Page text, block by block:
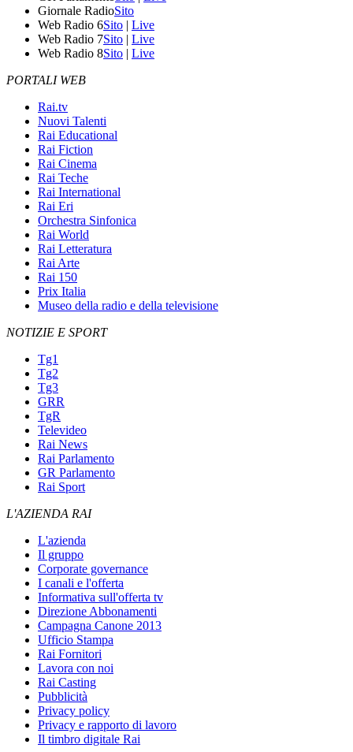
Giornale RadioSito
Web Radio 6Sito | Live
Web Radio 7Sito | Live
Web Radio 8Sito | Live
PORTALI WEB
Rai.tv
Nuovi Talenti
Rai Educational
Rai Fiction
Rai Cinema
Rai Teche
Rai International
Rai Eri
Orchestra Sinfonica
Rai World
Rai Letteratura
Rai Arte
Rai 150
Prix Italia
Museo della radio e della televisione
NOTIZIE E SPORT
Tg1
Tg2
Tg3
GRR
TgR
Televideo
Rai News
Rai Parlamento
GR Parlamento
Rai Sport
L'AZIENDA RAI
L'azienda
Il gruppo
Corporate governance
I canali e l'offerta
Informativa sull'offerta tv
Direzione Abbonamenti
Campagna Canone 2013
Ufficio Stampa
Rai Fornitori
Lavora con noi
Rai Casting
Pubblicità
Privacy policy
Privacy e rapporto di lavoro
Il timbro digitale Rai